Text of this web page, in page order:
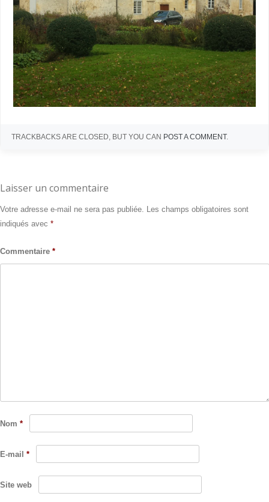
TRACKBACKS ARE CLOSED, BUT YOU CAN POST A COMMENT.
Laisser un commentaire
Votre adresse e-mail ne sera pas publiée. Les champs obligatoires sont
indiqués avec *
Commentaire *
Nom *
E-mail *
Site web